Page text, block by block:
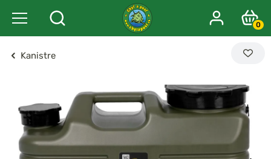
0
Kanistre